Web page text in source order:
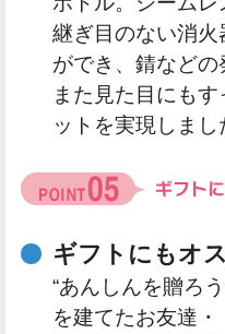
継ぎ目のない消火
ができ、錆などの
また見た目にも
ットを実現しまし
ギフトにもオ
“あんしんを贈ろ
を建てたお友達・